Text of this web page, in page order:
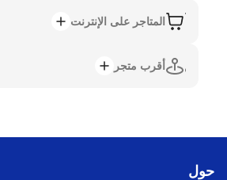
المتاجر على الإنترنت
أقرب متجر
حول